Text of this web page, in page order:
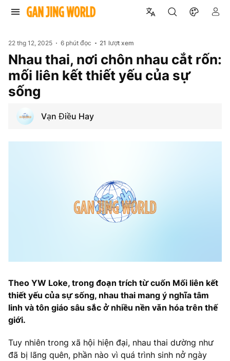
22 thg 12, 2025 6 phút đọc 21 lượt xem
Nhau thai, nơi chôn nhau cắt rốn:
mối liên kết thiết yếu của sự
sống
Vạn Điều Hay
Theo YW Loke, trong đoạn trích từ cuốn Mối liên kết
thiết yếu của sự sống, nhau thai mang ý nghĩa tâm
linh và tôn giáo sâu sắc ở nhiều nền văn hóa trên thế
giới.
Tuy nhiên trong xã hội hiện đại, nhau thai dường như
đã bị lãng quên, phần nào vì quá trình sinh nở ngày